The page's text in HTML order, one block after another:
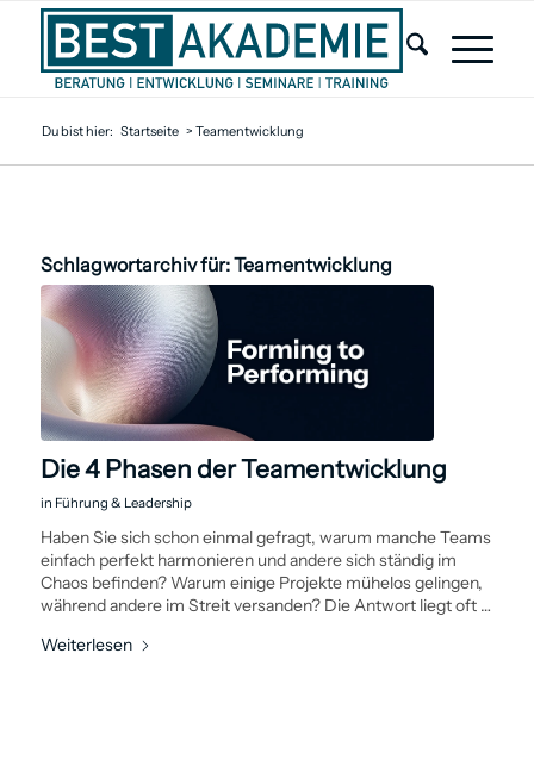
Du bist hier: Startseite > Teamentwicklung
Schlagwortarchiv für:Teamentwicklung
Die 4 Phasen der Teamentwicklung
in Führung & Leadership
Haben Sie sich schon einmal gefragt, warum manche Teams
einfach perfekt harmonieren und andere sich ständig im
Chaos befinden? Warum einige Projekte mühelos gelingen,
während andere im Streit ­versanden? Die Antwort liegt oft …
Weiterlesen